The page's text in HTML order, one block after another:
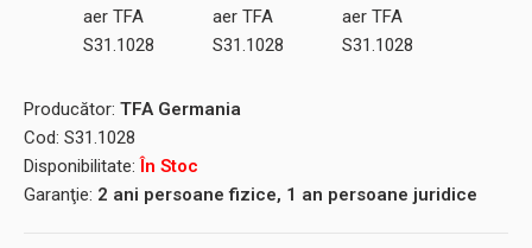
Producător: TFA Germania
Cod: S31.1028
Disponibilitate: În Stoc
Garanţie: 2 ani persoane fizice, 1 an persoane juridice